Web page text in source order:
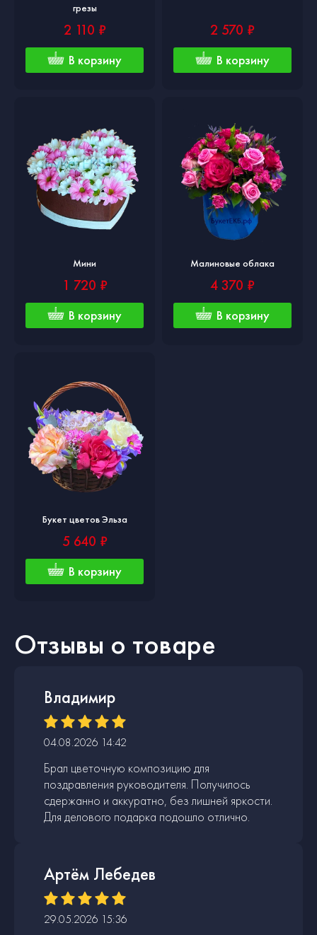
Отзывы о товаре
Владимир
04.08.2026 14:42
Брал цветочную композицию для
поздравления руководителя. Получилось
сдержанно и аккуратно, без лишней яркости.
Для делового подарка подошло отлично.
Артём Лебедев
29.05.2026 15:36
грезы
2 110 ₽
В корзину
2 570 ₽
В корзину
Мини
1 720 ₽
В корзину
Малиновые облака
4 370 ₽
В корзину
Букет цветов Эльза
5 640 ₽
В корзину